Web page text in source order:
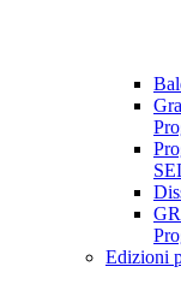
Edizioni